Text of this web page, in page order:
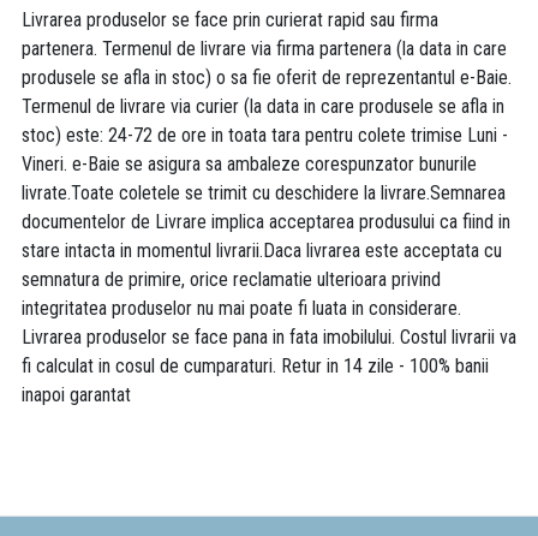
Livrarea produselor se face prin curierat rapid sau firma
partenera. Termenul de livrare via firma partenera (la data in care
produsele se afla in stoc) o sa fie oferit de reprezentantul e-Baie.
Termenul de livrare via curier (la data in care produsele se afla in
stoc) este: 24-72 de ore in toata tara pentru colete trimise Luni -
Vineri. e-Baie se asigura sa ambaleze corespunzator bunurile
livrate.Toate coletele se trimit cu deschidere la livrare.Semnarea
documentelor de Livrare implica acceptarea produsului ca fiind in
stare intacta in momentul livrarii.Daca livrarea este acceptata cu
semnatura de primire, orice reclamatie ulterioara privind
integritatea produselor nu mai poate fi luata in considerare.
Livrarea produselor se face pana in fata imobilului. Costul livrarii va
fi calculat in cosul de cumparaturi. Retur in 14 zile - 100% banii
inapoi garantat